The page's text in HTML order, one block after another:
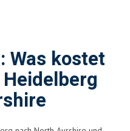
Was kostet